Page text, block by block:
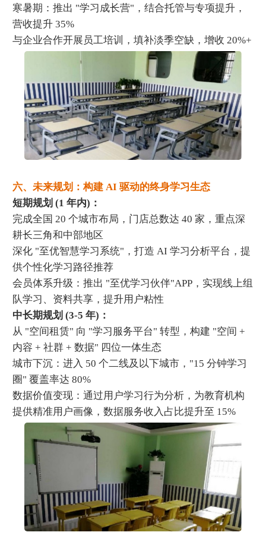
寒暑期：推出 "学习成长营"，结合托管与专项提升，
营收提升 35%
与企业合作开展员工培训，填补淡季空缺，增收 20%+
六、未来规划：构建 AI 驱动的终身学习生态
短期规划 (1 年内)：
完成全国 20 个城市布局，门店总数达 40 家，重点深
耕长三角和中部地区
深化 "至优智慧学习系统"，打造 AI 学习分析平台，提
供个性化学习路径推荐
会员体系升级：推出 "至优学习伙伴"APP，实现线上组
队学习、资料共享，提升用户粘性
中长期规划 (3-5 年)：
从 "空间租赁" 向 "学习服务平台" 转型，构建 "空间 +
内容 + 社群 + 数据" 四位一体生态
城市下沉：进入 50 个二线及以下城市，"15 分钟学习
圈" 覆盖率达 80%
数据价值变现：通过用户学习行为分析，为教育机构
提供精准用户画像，数据服务收入占比提升至 15%